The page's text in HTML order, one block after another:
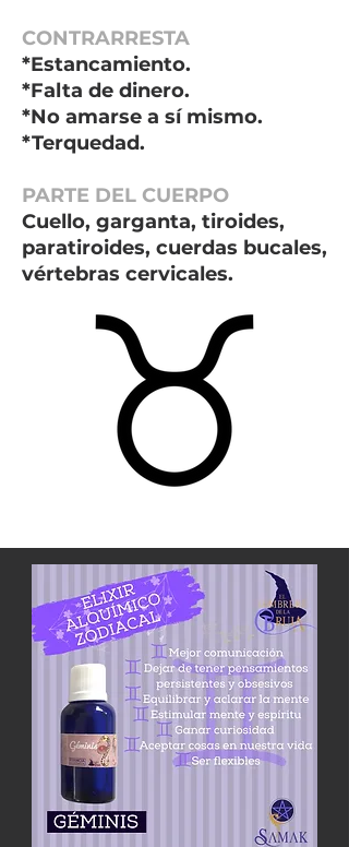
CONTRARRESTA
*Estancamiento.
*Falta de dinero.
*No amarse a sí mismo.
*Terquedad.
PARTE DEL CUERPO
Cuello, garganta, tiroides,
paratiroides, cuerdas bucales,
vértebras cervicales.